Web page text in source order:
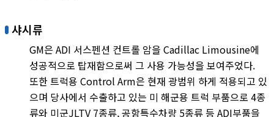
샤시류
GM은 ADI 서스펜션 컨트롤 암을 Cadillac Limousine에
성공적으로 탑재함으로써 그 사용 가능성을 보여주었다.
또한 트럭용 Control Arm은 현재 광범위 하게 적용되고 있
으며 당사에서 수출하고 있는 미 해군용 트럭 부품으로 4종
류와 미군JLTV 7종류, 공항특수차량 5종류 등 ADI부품을